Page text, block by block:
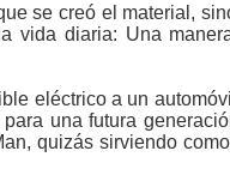
se creó el material,
vida diaria: Una
eléctrico a un
una futura
quizás sirviendo